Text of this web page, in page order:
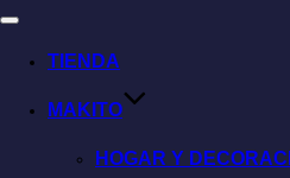
TIENDA
MAKITO
HOGAR Y